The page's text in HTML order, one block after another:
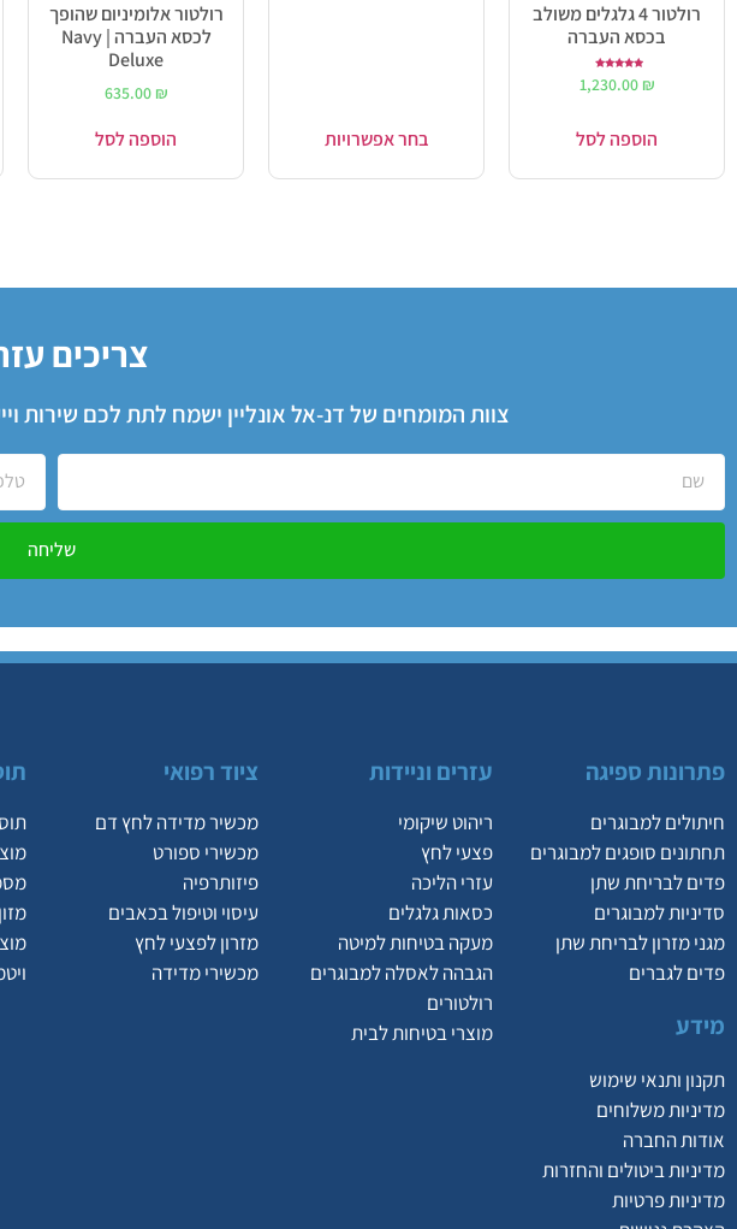
רולטור 4 גלגלים משולב
בכסא העברה
5.00
1,230.00 ₪
הוספה לסל בחר אפשרויות
רולטור אלומיניום שהופך
לכסא העברה | Navy
Deluxe
635.00 ₪
הוספה לסל
צריכים
צוות המומחים של דנ-אל אונליין ישמח לתת לכם שירות
שליחה
פתרונות ספיגה
חיתולים למבוגרים
תחתונים סופגים למבוגרים
פדים לבריחת שתן
סדיניות למבוגרים
מגני מזרון לבריחת שתן
פדים לגברים
מידע
תקנון ותנאי שימוש
מדיניות משלוחים
אודות החברה
מדיניות ביטולים והחזרות
מדיניות פרטיות
עזרים וניידות
ריהוט שיקומי
פצעי לחץ
עזרי הליכה
כסאות גלגלים
מעקה בטיחות למיטה
הגבהה לאסלה למבוגרים
רולטורים
מוצרי בטיחות לבית
ציוד רפואי
מכשיר מדידה לחץ דם
מכשירי ספורט
פיזותרפיה
עיסוי וטיפול בכאבים
מזרון לפצעי לחץ
מכשירי מדידה